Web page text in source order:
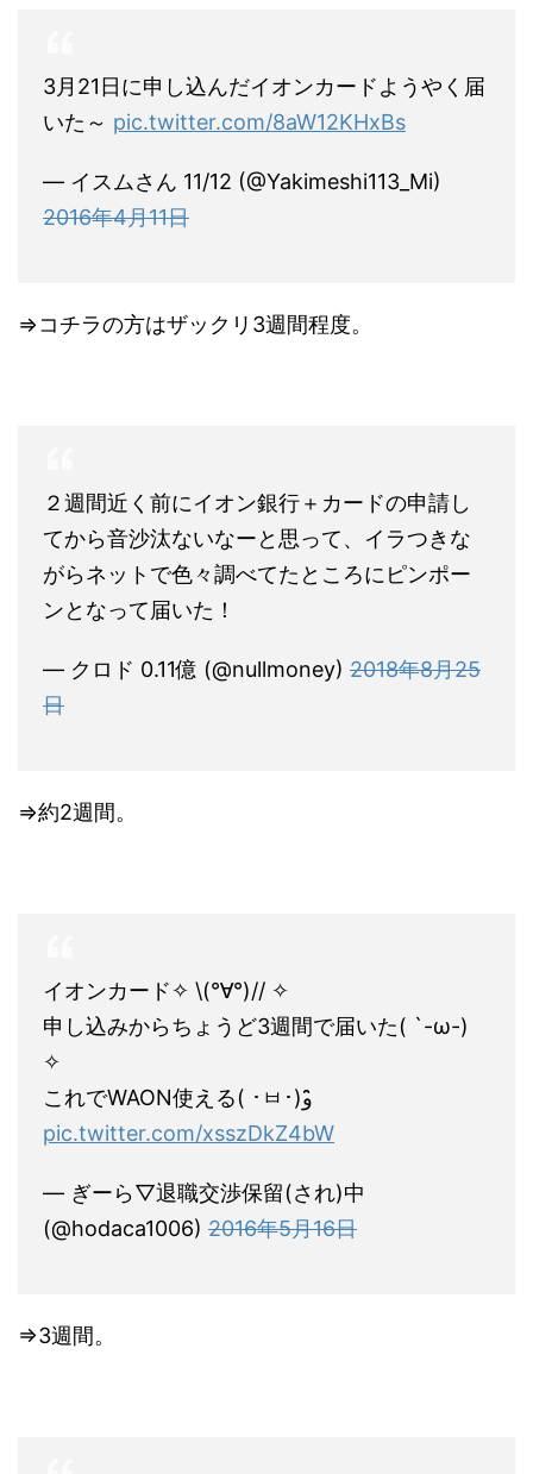
3月21日に申し込んだイオンカードようやく届
いた～ pic.twitter.com/8aW12KHxBs
— イスムさん 11/12 (@Yakimeshi113_Mi)
2016年4月11日
⇒コチラの方はザックリ3週間程度。
２週間近く前にイオン銀行＋カードの申請し
てから音沙汰ないなーと思って、イラつきな
がらネットで色々調べてたところにピンポー
ンとなって届いた！
— クロド 0.11億 (@nullmoney) 2018年8月25
日
⇒約2週間。
イオンカード✧ \(°∀°)// ✧
申し込みからちょうど3週間で届いた( `-ω-)ゞ
✧
pic.twitter.com/xsszDkZ4bW
— ぎーら▽退職交渉保留(され)中
(@hodaca1006) 2016年5月16日
⇒3週間。